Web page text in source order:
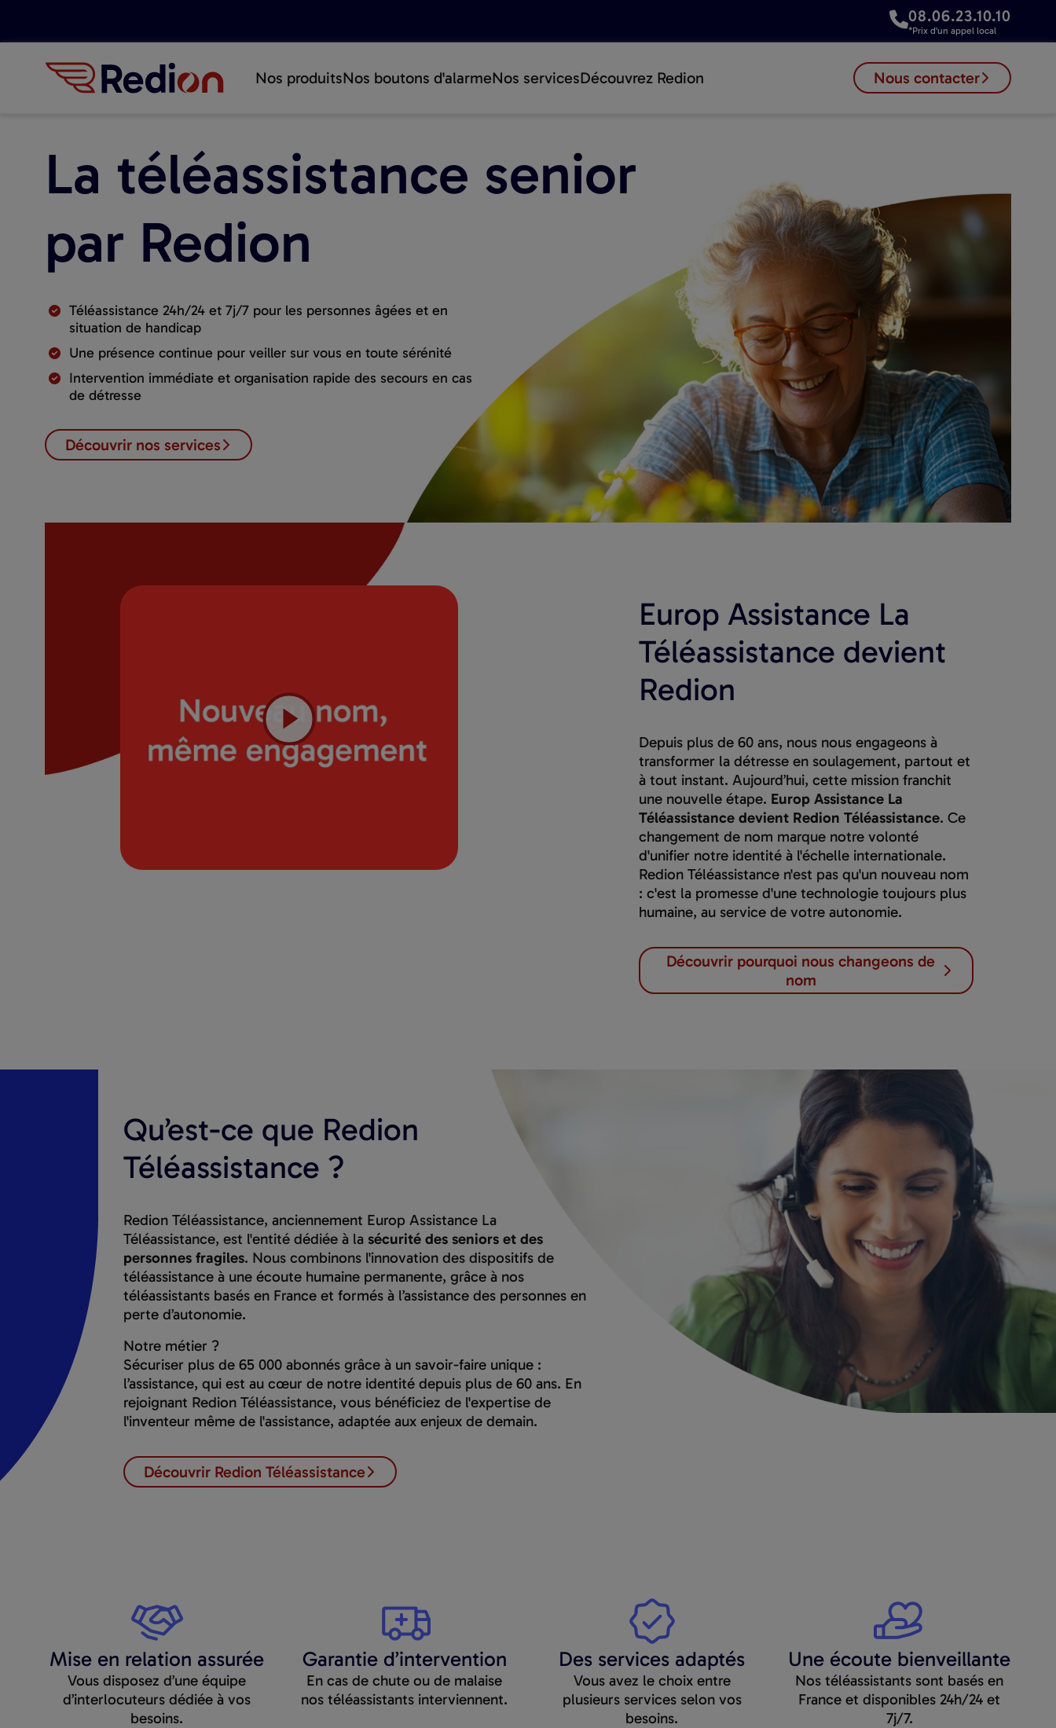
08.06.23.10.10
*Prix d'un appel local
Nos produitsNos boutons d'alarmeNos servicesDécouvrez Redion Nous contacter
La téléassistance senior
par Redion
Téléassistance 24h/24 et 7j/7 pour les personnes âgées et en
situation de handicap
Une présence continue pour veiller sur vous en toute sérénité
Intervention immédiate et organisation rapide des secours en cas
de détresse
Découvrir nos services
Europ Assistance La
Téléassistance devient
Redion
Depuis plus de 60 ans, nous nous engageons à
transformer la détresse en soulagement, partout et
à tout instant. Aujourd’hui, cette mission franchit
une nouvelle étape. Europ Assistance La
Téléassistance devient Redion Téléassistance. Ce
changement de nom marque notre volonté
d'unifier notre identité à l'échelle internationale.
Redion Téléassistance n'est pas qu'un nouveau nom
: c'est la promesse d'une technologie toujours plus
humaine, au service de votre autonomie.
Découvrir pourquoi nous changeons de
nom
Qu’est-ce que Redion
Téléassistance ?
Redion Téléassistance, anciennement Europ Assistance La
Téléassistance, est l'entité dédiée à la sécurité des seniors et des
personnes fragiles. Nous combinons l'innovation des dispositifs de
téléassistance à une écoute humaine permanente, grâce à nos
téléassistants basés en France et formés à l’assistance des personnes en
perte d’autonomie.
Notre métier ?
Sécuriser plus de 65 000 abonnés grâce à un savoir-faire unique :
l’assistance, qui est au cœur de notre identité depuis plus de 60 ans. En
rejoignant Redion Téléassistance, vous bénéficiez de l'expertise de
l'inventeur même de l'assistance, adaptée aux enjeux de demain.
Découvrir Redion Téléassistance
Mise en relation assurée
Vous disposez d’une équipe
d’interlocuteurs dédiée à vos
besoins.
Garantie d’intervention
En cas de chute ou de malaise
nos téléassistants interviennent.
Des services adaptés
Vous avez le choix entre
plusieurs services selon vos
besoins.
Une écoute bienveillante
Nos téléassistants sont basés en
France et disponibles 24h/24 et
7j/7.